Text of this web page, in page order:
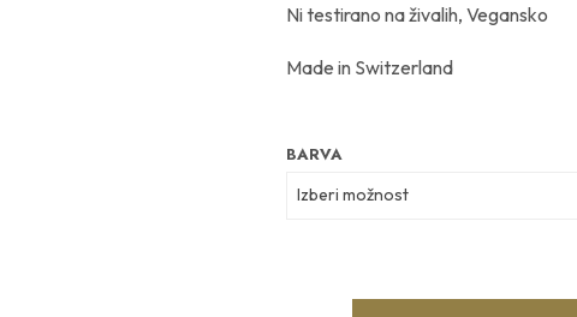
Ni testirano na živalih, Vegansko
Made in Switzerland
BARVA